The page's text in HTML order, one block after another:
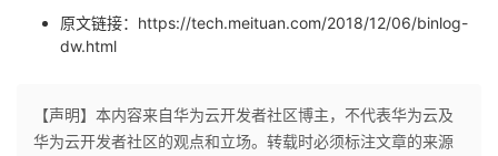
原文链接：https://tech.meituan.com/2018/12/06/binlog-
dw.html
【声明】本内容来自华为云开发者社区博主，不代表华为云及
华为云开发者社区的观点和立场。转载时必须标注文章的来源